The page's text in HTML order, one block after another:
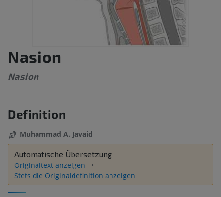
Nasion
Nasion
Definition
Muhammad A. Javaid
Automatische Übersetzung
Originaltext anzeigen
Stets die Originaldefinition anzeigen